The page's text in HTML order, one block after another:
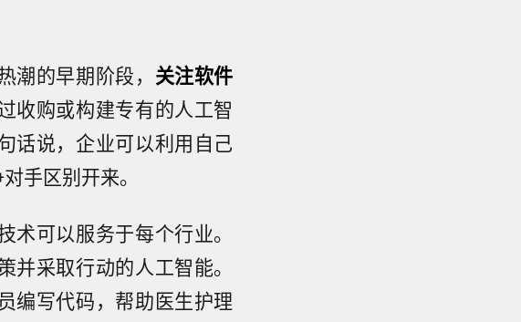
的早期阶段， 关注软件
收购或构建专有的人工智
话说，企业可以利用自己
手区别开来。
可以服务于每个行业。
采取行动的人工智能。
编写代码，帮助医生护理